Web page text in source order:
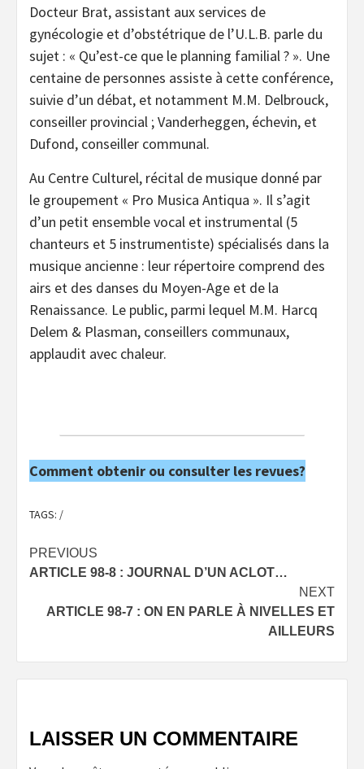
Docteur Brat, assistant aux services de
gynécologie et d’obstétrique de l’U.L.B. parle du
sujet : « Qu’est-ce que le planning familial ? ». Une
centaine de personnes assiste à cette conférence,
suivie d’un débat, et notamment M.M. Delbrouck,
conseiller provincial ; Vanderheggen, échevin, et
Dufond, conseiller communal.
Au Centre Culturel, récital de musique donné par
le groupement « Pro Musica Antiqua ». Il s’agit
d’un petit ensemble vocal et instrumental (5
chanteurs et 5 instrumentiste) spécialisés dans la
musique ancienne : leur répertoire comprend des
airs et des danses du Moyen-Age et de la
Renaissance. Le public, parmi lequel M.M. Harcq
Delem & Plasman, conseillers communaux,
applaudit avec chaleur.
Comment obtenir ou consulter les revues?
TAGS: /
Post
navigation
PREVIOUS
ARTICLE 98-8 : JOURNAL D’UN ACLOT…
NEXT
ARTICLE 98-7 : ON EN PARLE À NIVELLES ET
AILLEURS
LAISSER UN COMMENTAIRE